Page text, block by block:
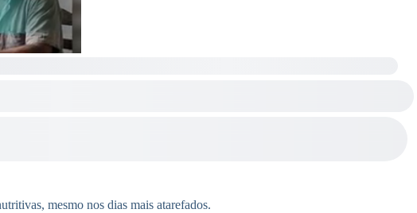
mesmo nos dias mais atarefados.